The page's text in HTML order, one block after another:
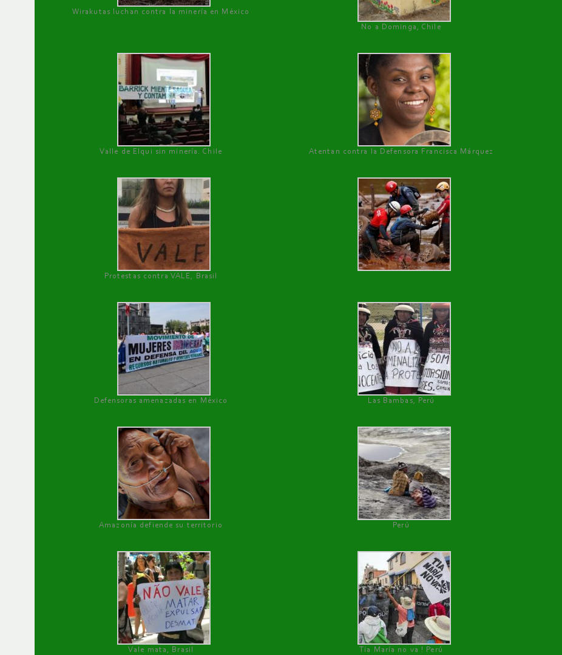
Wirakutas luchan contra la minería en México
No a Dominga, Chile
Valle de Elqui sin minería. Chile Atentan contra la Defensora Francisca Márquez
Protestas contra VALE, Brasil
Defensoras amenazadas en México Las Bambas, Perú
Amazonía defiende su territorio Perú
Vale mata, Brasil Tía María no va ! Perú